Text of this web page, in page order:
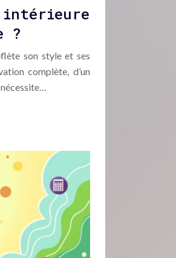
intérieure
?
son style et ses
complète, d’un
nécessite…